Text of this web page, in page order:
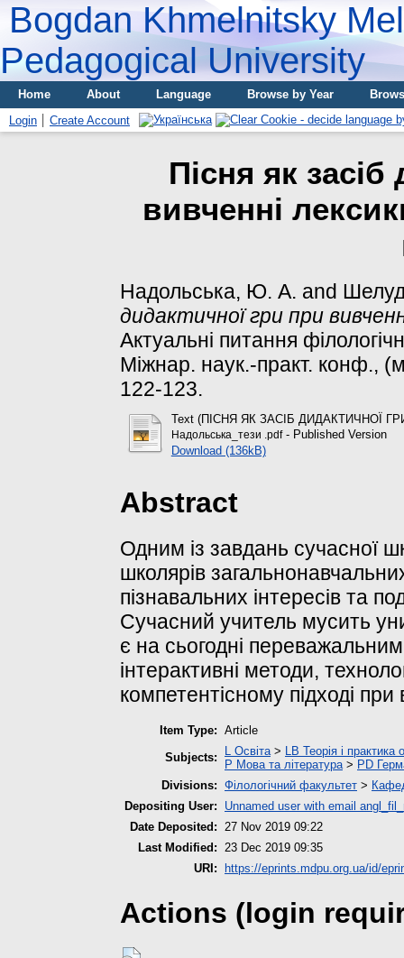
Bogdan Khmelnitsky
Pedagogical University
Home About Language Browse by Year
Login
Create Account
Пісня як
вивченні
Надольська, Ю. А. and
дидактичної гри при
Актуальні питання
Міжнар. наук.-практ. конф.,
122-123.
Text (ПІСНЯ ЯК ЗАСІБ ДИДАКТИЧНОЇ
Надольська_тези .pdf- Published Version
Download (136kB)
Abstract
Одним із завдань сучасної
школярів
пізнавальних інтересів та
Сучасний учитель мусить
є на сьогодні
інтерактивні методи,
компетентісному підході
Item Type: Article
Subjects:
L Освіта> LB Теорія і практика
P Мова та література> PD
Divisions: Філологічний факультет >
Depositing User:
Unnamed user with email
Date Deposited: 27 Nov 2019 09:22
Last Modified: 23 Dec 2019 09:35
URI:
https://eprints.mdpu.org.ua/id/
Actions (login